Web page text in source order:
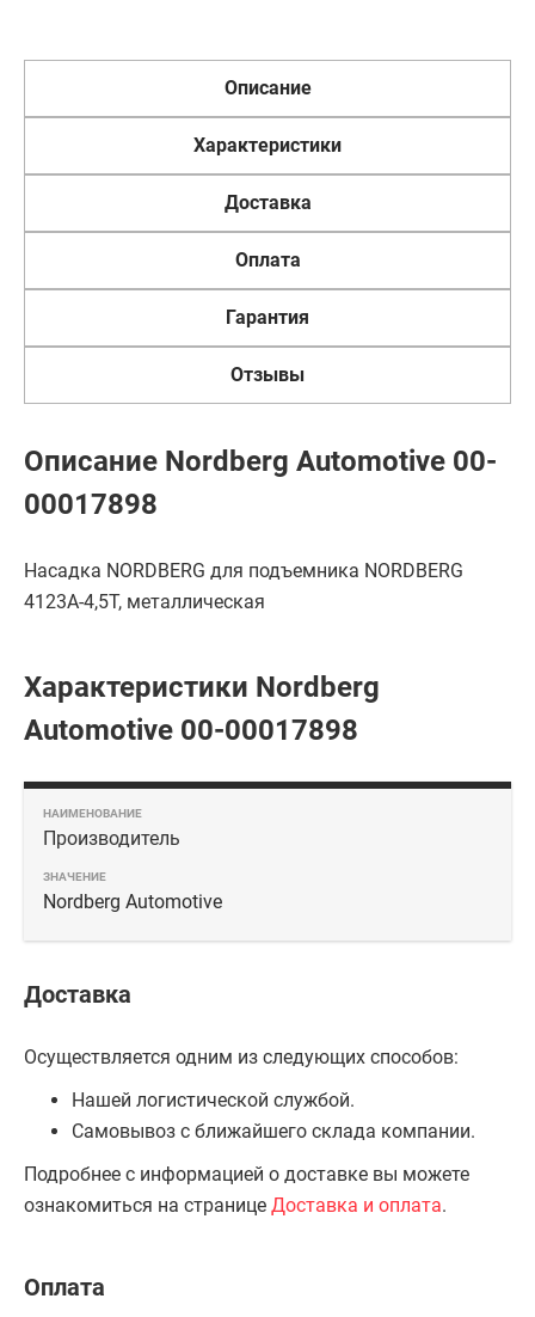
Описание
Характеристики
Доставка
Оплата
Гарантия
Отзывы
Описание Nordberg Automotive 00-
00017898
Насадка NORDBERG для подъемника NORDBERG
4123A-4,5T, металлическая
Характеристики Nordberg
Automotive 00-00017898
Производитель
Nordberg Automotive
Доставка
Осуществляется одним из следующих способов:
Нашей логистической службой.
Самовывоз с ближайшего склада компании.
Подробнее с информацией о доставке вы можете
ознакомиться на странице Доставка и оплата.
Оплата